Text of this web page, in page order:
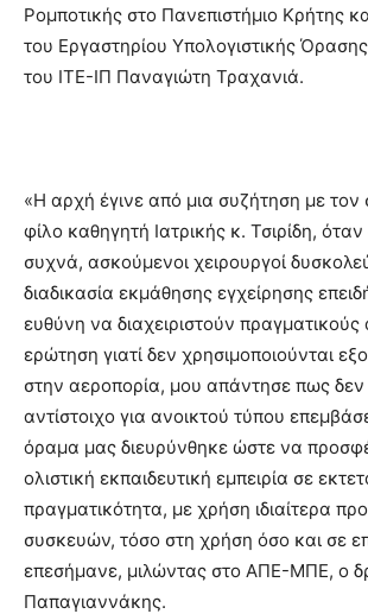
Ρομποτικής στο Πανεπιστήμιο Κρήτης
του Εργαστηρίου Υπολογιστικής
του ΙΤΕ-ΙΠ Παναγιώτη Τραχανιά.
«Η αρχή έγινε από μια συζήτηση με
φίλο καθηγητή Ιατρικής κ. Τσιρίδη,
συχνά, ασκούμενοι χειρουργοί
διαδικασία εκμάθησης εγχείρησης
ευθύνη να διαχειριστούν πραγματικούς
ερώτηση γιατί δεν χρησιμοποιούνται
στην αεροπορία, μου απάντησε πως δεν
αντίστοιχο για ανοικτού τύπου
όραμα μας διευρύνθηκε ώστε να
ολιστική εκπαιδευτική εμπειρία σε
πραγματικότητα, με χρήση ιδιαίτερα
συσκευών, τόσο στη χρήση όσο και σε
επεσήμανε, μιλώντας στο ΑΠΕ-ΜΠΕ, ο
Παπαγιαννάκης.